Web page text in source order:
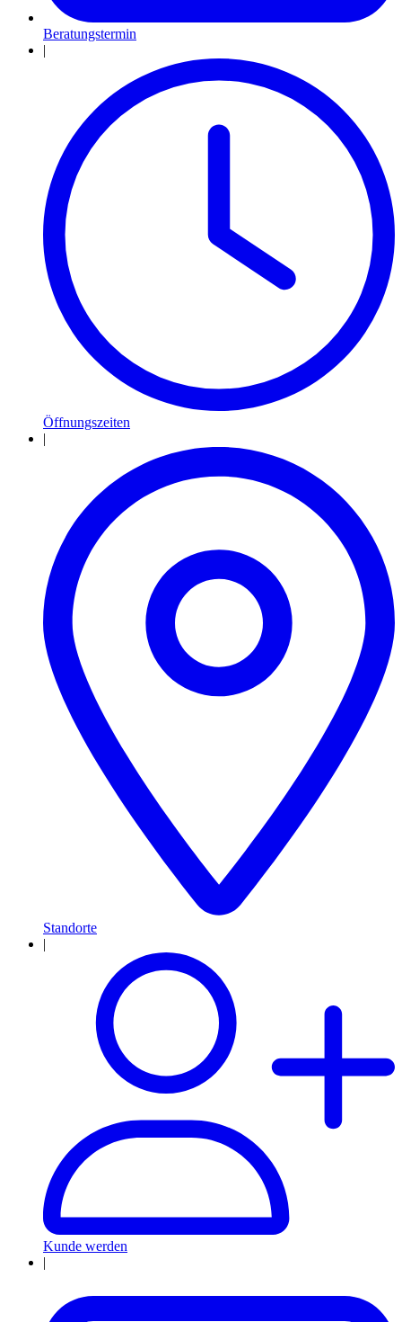
Beratungstermin
|
Öffnungszeiten
|
Standorte
Kunde werden
|